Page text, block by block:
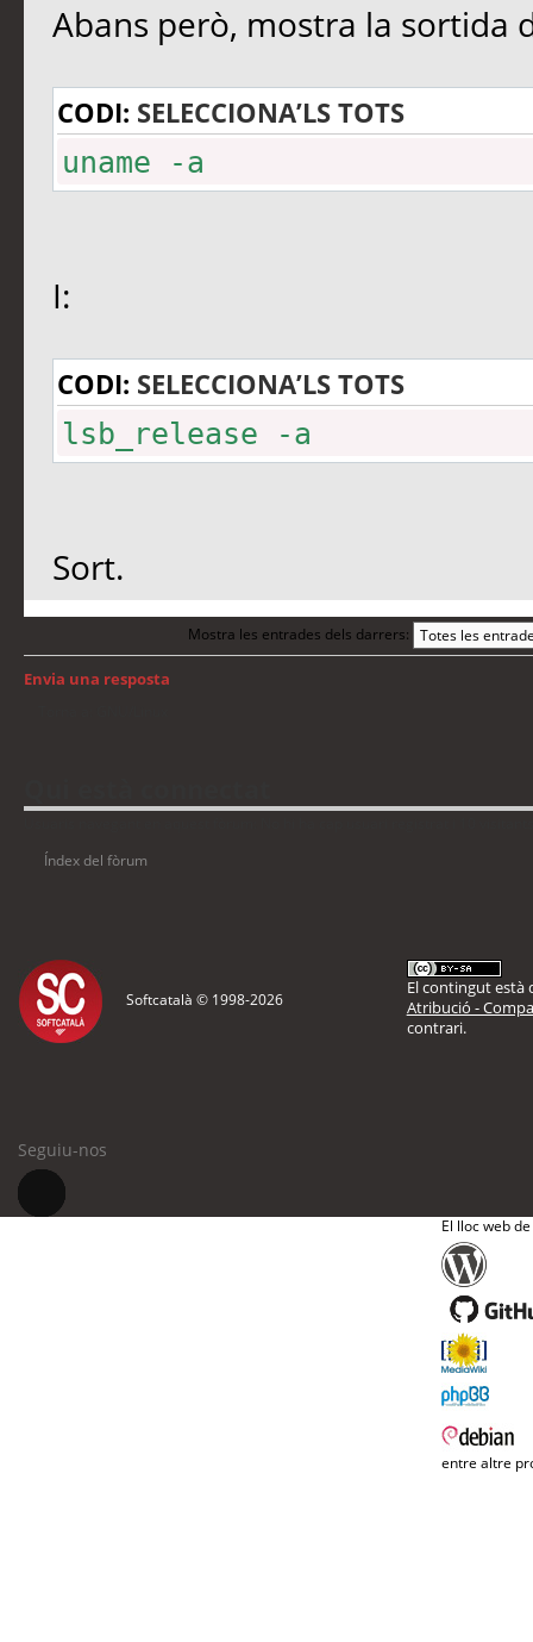
Abans però, mostra la sortida
CODI: SELECCIONA’LS TOTS
uname -a
I:
CODI: SELECCIONA’LS TOTS
lsb_release -a
Sort.
Mostra les entrades dels darrers:
Envia una resposta
Índex del fòrum
Softcatalà © 1998-2026
El contingut està
Atribució -
contrari.
Seguiu-nos
El lloc web
entre altre